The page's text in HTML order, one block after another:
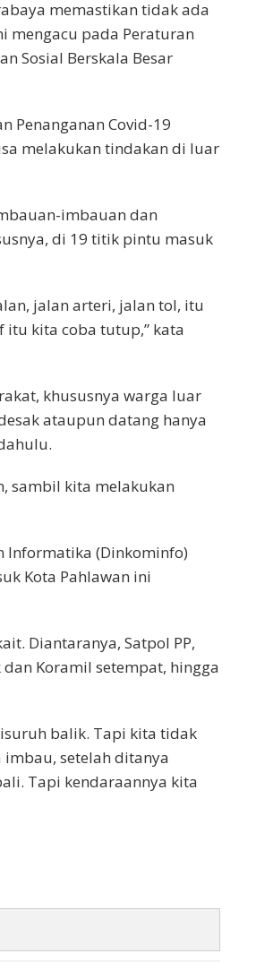
memastikan tidak ada
mengacu pada Peraturan
Sosial Berskala Besar
Penanganan Covid-19
melakukan tindakan di luar
imbauan dan
di 19 titik pintu masuk
jalan arteri, jalan tol, itu
itu kita coba tutup,” kata
khususnya warga luar
ataupun datang hanya
sambil kita melakukan
Informatika (Dinkominfo)
Kota Pahlawan ini
Diantaranya, Satpol PP,
Koramil setempat, hingga
balik. Tapi kita tidak
setelah ditanya
Tapi kendaraannya kita